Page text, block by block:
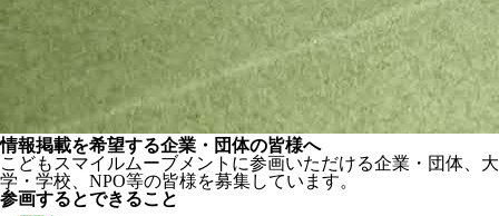
情報掲載を希望する企業・団体の皆様へ
こどもスマイルムーブメントに参画いただける企業・団体、大
学・学校、NPO等の皆様を募集しています。
参画するとできること